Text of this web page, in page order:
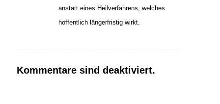
anstatt eines Heilverfahrens, welches
hoffentlich längerfristig wirkt.
Kommentare sind deaktiviert.